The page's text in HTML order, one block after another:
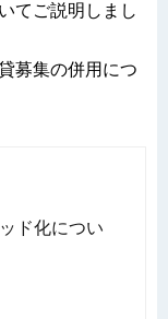
てご説明しまし
募集の併用につ
ド化につい